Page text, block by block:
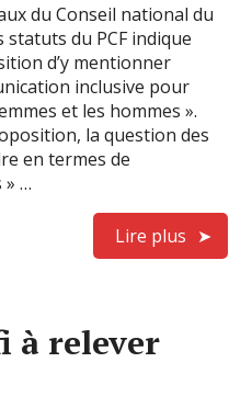
du Conseil national du
statuts du PCF indique
d’y mentionner
inclusive pour
et les hommes ».
la question des
en termes de
» …
Lire plus
à relever